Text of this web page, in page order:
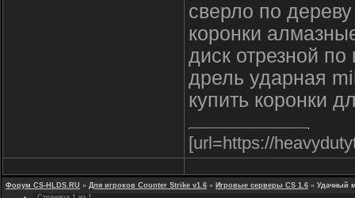
сверло по
коронки
диск отрезной
дрель ударная
купить коронки
[url=https://
Форум CS-HLDS.RU » Для игроков Counter Strike v1.6 » Игровые серверы CS 1.6 » Удачный